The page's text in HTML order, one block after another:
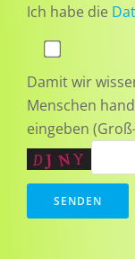
Ich habe die
Damit wir
Menschen
eingeben